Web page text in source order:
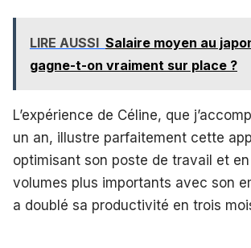
LIRE AUSSI Salaire moyen au
gagne-t-on vraiment sur place ?
L’expérience de Céline, que
un an, illustre parfaitement cette
optimisant son poste de travail et
volumes plus importants avec son
a doublé sa productivité en trois